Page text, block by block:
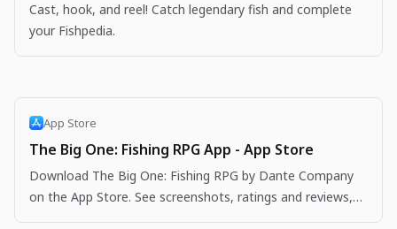
Cast, hook, and reel! Catch legendary fish and complete
your Fishpedia.
App Store
The Big One: Fishing RPG App - App Store
Download The Big One: Fishing RPG by Dante Company
on the App Store. See screenshots, ratings and reviews,